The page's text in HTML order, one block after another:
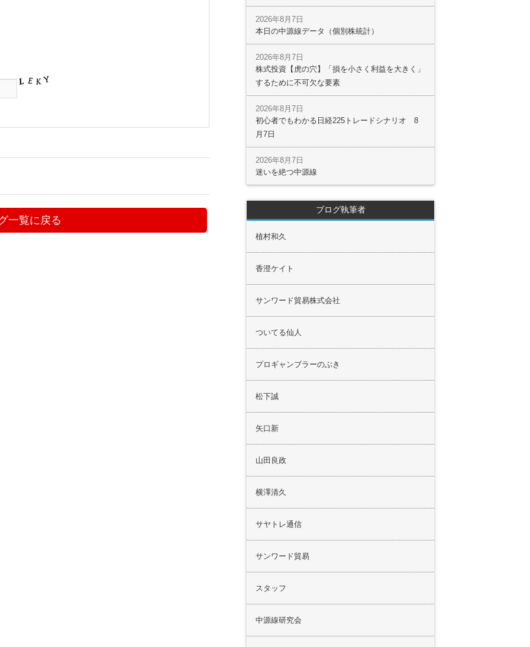
一覧に戻る
本日の中源線データ（個別株統計）
2026年8月7日
株式投資【虎の穴】「損を小さく利益を大きく」
するために不可欠な要素
2026年8月7日
初心者でもわかる日経225トレードシナリオ 8
月7日
2026年8月7日
迷いを絶つ中源線
2026年8月7日
ブログ執筆者
植村和久
香澄ケイト
サンワード貿易株式会社
ついてる仙人
プロギャンブラーのぶき
松下誠
矢口新
山田良政
横澤清久
サヤトレ通信
サンワード貿易
スタッフ
中源線研究会